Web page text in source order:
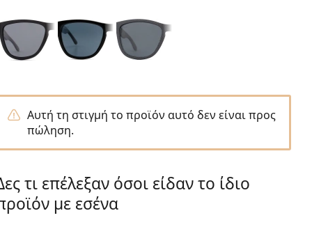
Αυτή τη στιγμή το προϊόν αυτό δεν είναι προς
πώληση.
τι επέλεξαν όσοι είδαν το ίδιο
με εσένα